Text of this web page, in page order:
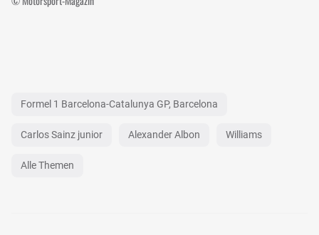
Formel 1 Barcelona-Catalunya GP, Barcelona
Carlos Sainz junior Alexander Albon Williams
Alle Themen